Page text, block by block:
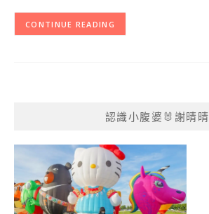
CONTINUE READING
認識小腹婆🐰謝晴晴